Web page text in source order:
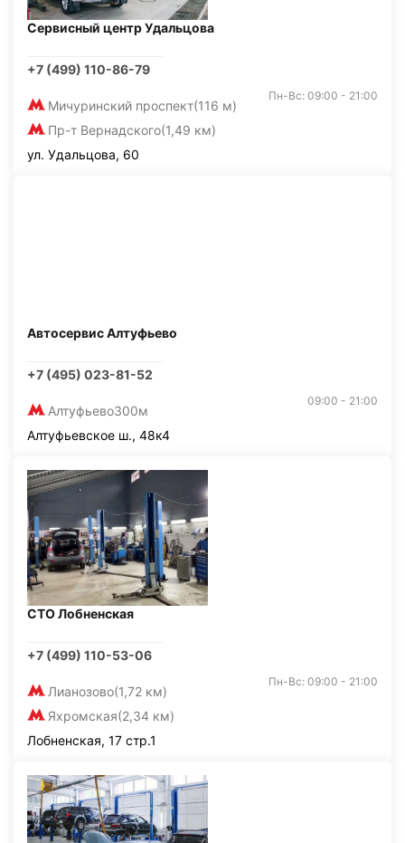
Сервисный центр Удальцова
+7 (499) 110-86-79
Мичуринский проспект(116 м)
Пр-т Вернадского(1,49 км)
Пн-Вс: 09:00 - 21:00
ул. Удальцова, 60
Автосервис Алтуфьево
+7 (495) 023-81-52
Алтуфьево300м
09:00 - 21:00
Алтуфьевское ш., 48к4
СТО Лобненская
+7 (499) 110-53-06
Лианозово(1,72 км)
Яхромская(2,34 км)
Пн-Вс: 09:00 - 21:00
Лобненская, 17 стр.1